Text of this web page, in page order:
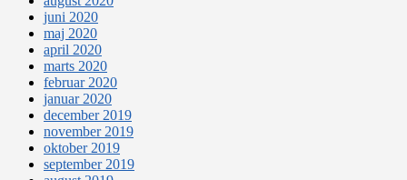
juni 2020
maj 2020
april 2020
marts 2020
februar 2020
januar 2020
december 2019
november 2019
oktober 2019
september 2019